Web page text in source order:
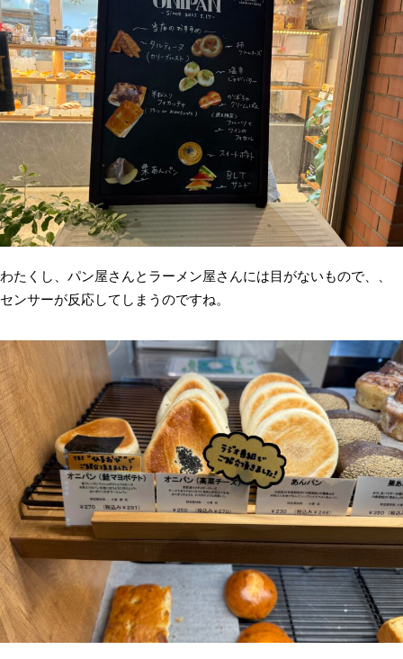
わたくし、パン屋さんとラーメン屋さんには目がないもので、、
センサーが反応してしまうのですね。